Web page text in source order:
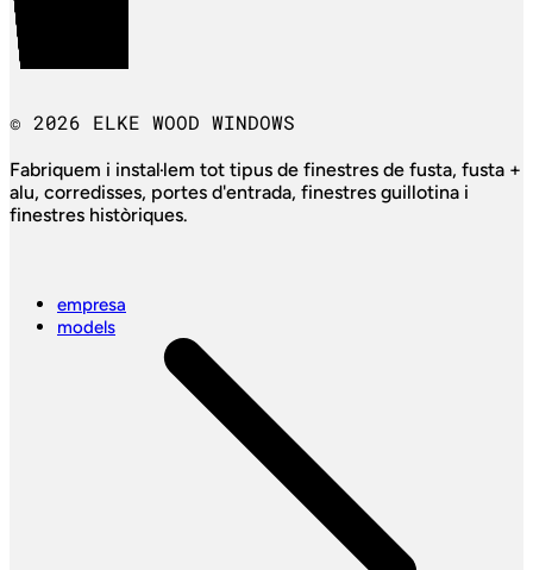
© 2026 ELKE WOOD WINDOWS
Fabriquem i instal·lem tot tipus de finestres de fusta, fusta +
alu, corredisses, portes d'entrada, finestres guillotina i
finestres històriques.
empresa
models